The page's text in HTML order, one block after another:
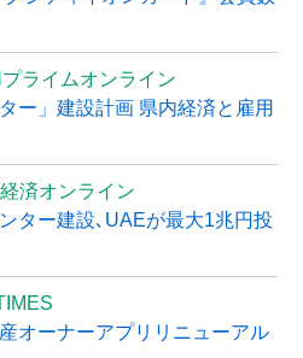
ライムオンライン
ー」建設計画 県内経済と雇用
済オンライン
ター建設､UAEが最大1兆円投
オーナーアプリリニューアル